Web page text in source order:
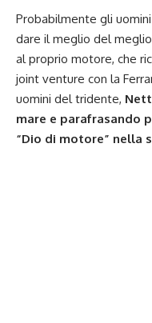
Probabilmente gli
dare il meglio del
al proprio motore, che
joint venture con la
uomini del tridente,
mare e parafrasando
“Dio di motore” nella